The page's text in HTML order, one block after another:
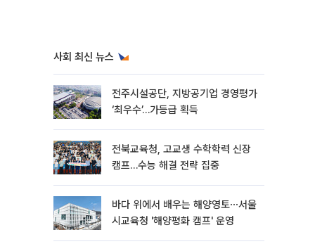
사회 최신 뉴스
전주시설공단, 지방공기업 경영평가
‘최우수’…가등급 획득
전북교육청, 고교생 수학학력 신장
캠프…수능 해결 전략 집중
바다 위에서 배우는 해양영토⋯서울
시교육청 '해양평화 캠프' 운영